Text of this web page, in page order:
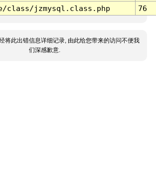
class/jzmysql.class.php 76
将此出错信息详细记录, 由此给您带来的访问不便我
们深感歉意.